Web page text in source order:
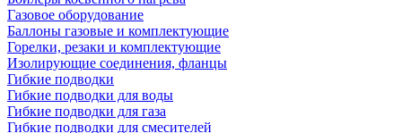
Газовое оборудование
Баллоны газовые и комплектующие
Горелки, резаки и комплектующие
Изолирующие соединения, фланцы
Гибкие подводки
Гибкие подводки для воды
Гибкие подводки для газа
Гибкие подводки для смесителей